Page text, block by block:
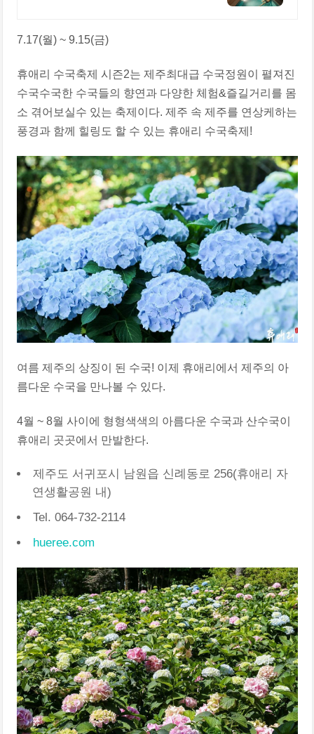
해녀마을 돌담길 속에서느끼는 온
7.17(월) ~ 9.15(금)
휴애리 수국축제 시즌2는 제주최대급 수국정원이 펼져진
수국수국한 수국들의 향연과 다양한 체험&즐길거리를 몸
소 겪어보실수 있는 축제이다. 제주 속 제주를 연상케하는
풍경과 함께 힐링도 할 수 있는 휴애리 수국축제!
여름 제주의 상징이 된 수국! 이제 휴애리에서 제주의 아
름다운 수국을 만나볼 수 있다.
4월 ~ 8월 사이에 형형색색의 아름다운 수국과 산수국이
휴애리 곳곳에서 만발한다.
제주도 서귀포시 남원읍 신례동로 256(휴애리 자
연생활공원 내)
Tel. 064-732-2114
hueree.com